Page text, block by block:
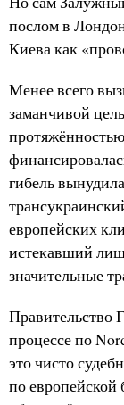
послом в
Киева как
Менее всего
заманчивой
гибель
европейских
истекавший
значительные
Правительство
процессе по
это чисто
по европейской